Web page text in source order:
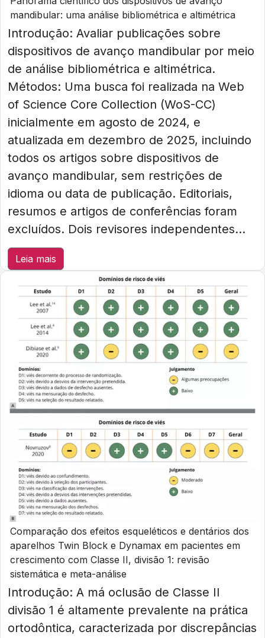
mandibular: uma análise bibliométrica e altimétrica
Introdução: Avaliar publicações sobre
dispositivos de avanço mandibular por meio
de análise bibliométrica e altimétrica.
Métodos: Uma busca foi realizada na Web
of Science Core Collection (WoS-CC)
inicialmente em agosto de 2024, e
atualizada em dezembro de 2025, incluindo
todos os artigos sobre dispositivos de
avanço mandibular, sem restrições de
idioma ou data de publicação. Editoriais,
resumos e artigos de conferências foram
excluídos. Dois revisores independentes...
Leia mais
Comparação dos efeitos esqueléticos e dentários dos
aparelhos Twin Block e Dynamax em pacientes em
crescimento com Classe II, divisão 1: revisão
sistemática e meta-análise
Introdução: A má oclusão de Classe II
divisão 1 é altamente prevalente na prática
ortodôntica, caracterizada por discrepâncias